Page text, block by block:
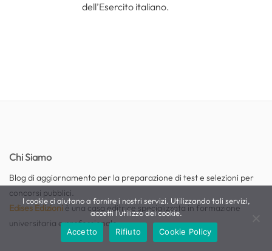
dell’Esercito italiano.
Chi Siamo
Blog di aggiornamento per la preparazione di test e selezioni per
concorsi pubblici.
Edises Edizioni è una casa editrice specializzata in formazione
universitaria e professionale.
I cookie ci aiutano a fornire i nostri servizi. Utilizzando tali servizi,
accetti l'utilizzo dei cookie.
Accetto
Rifiuto Cookie Policy